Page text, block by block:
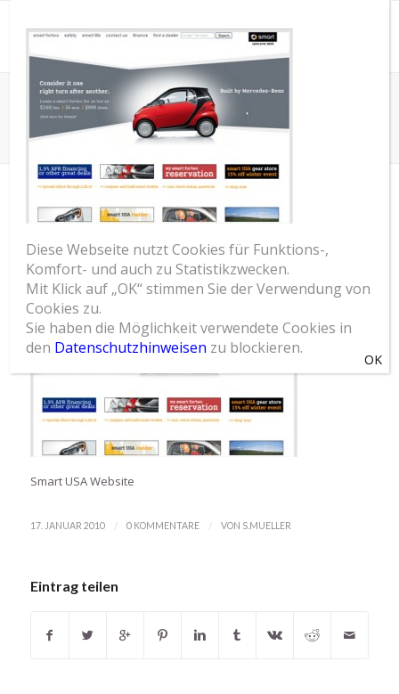
SOM Blog
Du bist hier: Startseite /
Smart USA launches its first U.S. nationwide lease incentive
SmartUSA
SMARTUSA
Smart USA Website
17. JANUAR 2010 / 0 KOMMENTARE / VON S.MUELLER
Eintrag teilen
Diese Webseite nutzt Cookies für Funktions-,
Komfort- und auch zu Statistikzwecken.
Mit Klick auf „OK“ stimmen Sie der Verwendung von
Cookies zu.
Sie haben die Möglichkeit verwendete Cookies in
den Datenschutzhinweisen zu blockieren.